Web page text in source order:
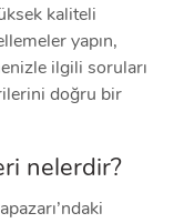
kaliteli
yapın,
ilgili soruları
doğru bir
nelerdir?